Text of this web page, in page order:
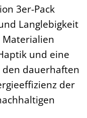
3er-Pack
Langlebigkeit
und eine
dauerhaften
der